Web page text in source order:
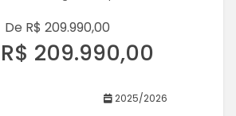
De R$ 209.990,00
209.990,00
2025/2026